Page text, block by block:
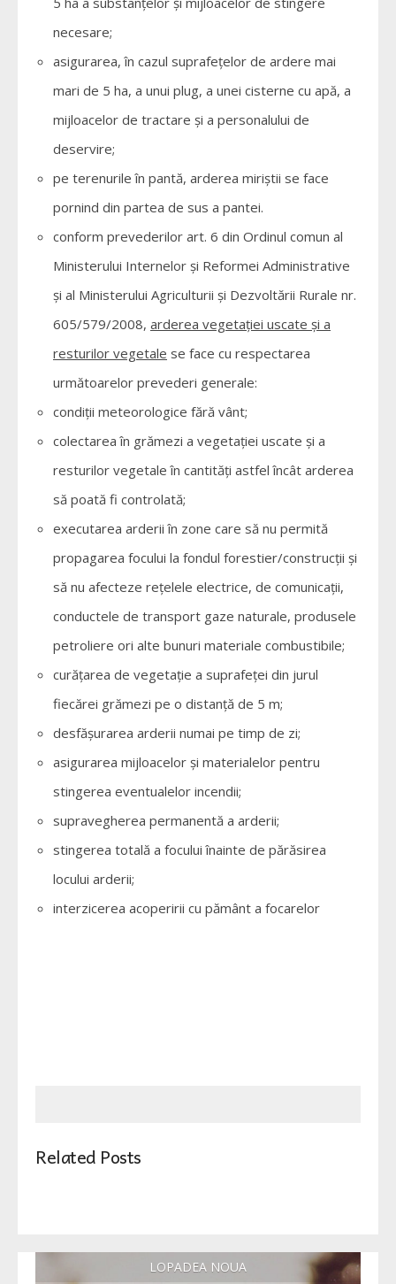
necesare;
asigurarea, în cazul suprafeţelor de ardere mai
mari de 5 ha, a unui plug, a unei cisterne cu apă, a
mijloacelor de tractare şi a personalului de
deservire;
pe terenurile în pantă, arderea miriştii se face
pornind din partea de sus a pantei.
conform prevederilor art. 6 din Ordinul comun al
Ministerului Internelor şi Reformei Administrative
şi al Ministerului Agriculturii şi Dezvoltării Rurale nr.
605/579/2008, arderea vegetaţiei uscate şi a
resturilor vegetale se face cu respectarea
următoarelor prevederi generale:
condiţii meteorologice fără vânt;
colectarea în grămezi a vegetaţiei uscate şi a
resturilor vegetale în cantităţi astfel încât arderea
să poată fi controlată;
executarea arderii în zone care să nu permită
propagarea focului la fondul forestier/construcţii şi
să nu afecteze reţelele electrice, de comunicaţii,
conductele de transport gaze naturale, produsele
petroliere ori alte bunuri materiale combustibile;
curăţarea de vegetaţie a suprafeţei din jurul
fiecărei grămezi pe o distanţă de 5 m;
desfăşurarea arderii numai pe timp de zi;
asigurarea mijloacelor şi materialelor pentru
stingerea eventualelor incendii;
supravegherea permanentă a arderii;
stingerea totală a focului înainte de părăsirea
locului arderii;
interzicerea acoperirii cu pământ a focarelor
Related Posts
LOPADEA NOUA